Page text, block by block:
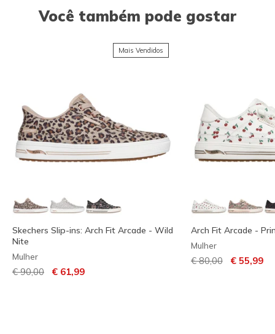
Você também pode gostar
Mais Vendidos
Skechers Slip-ins: Arch Fit Arcade - Wild
Nite
Mulher
Preço com desconto de
€ 90,00 para
€ 61,99
Arch Fit Arcade -
Mulher
Preço com
€ 80,00para
€ 55,99